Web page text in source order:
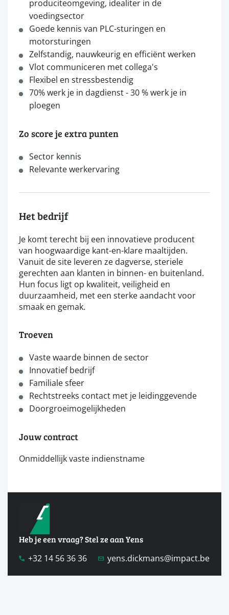
produciteomgeving, idealiter in de
voedingsector
Goede kennis van PLC-sturingen en
motorsturingen
Zelfstandig, nauwkeurig en efficiënt werken
Vlot communiceren met collega's
Flexibel en stressbestendig
70% werk je in dagdienst - 30 % werk je in
ploegen
Zo score je extra punten
Sector kennis
Relevante werkervaring
Het bedrijf
Je komt terecht bij een innovatieve producent
van hoogwaardige kant-en-klare maaltijden.
Vanuit de site leveren ze dagverse, steriele
gerechten aan klanten in binnen- en buitenland.
Hun focus ligt op kwaliteit, veiligheid en
duurzaamheid, met een sterke aandacht voor
smaak en gemak.
Troeven
Vaste waarde binnen de sector
Innovatief bedrijf
Familiale sfeer
Rechtstreeks contact met je leidinggevende
Doorgroeimogelijkheden
Jouw contract
Onmiddellijk vaste indienstname
Heb je een vraag? Stel ze aan Yens
+32 14 56 36 36
yens.dickmans@impact.be